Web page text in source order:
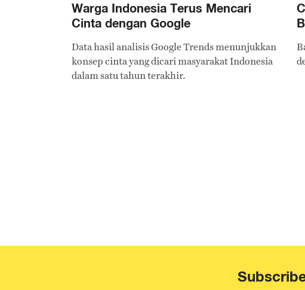
Warga Indonesia Terus Mencari
Cinta dengan Google
Data hasil analisis Google Trends menunjukkan
konsep cinta yang dicari masyarakat Indonesia
dalam satu tahun terakhir.